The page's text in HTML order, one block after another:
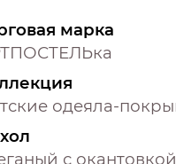
марка
с окантовкой